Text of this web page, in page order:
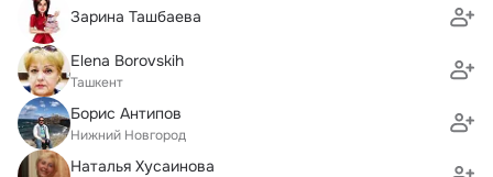
Зарина Ташбаева
Elena Borovskih
Ташкент
Борис Антипов
Нижний Новгород
Наталья Хусаинова